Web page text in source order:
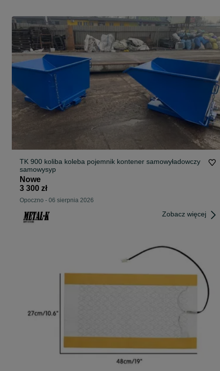
TK 900 koliba koleba pojemnik kontener samowyładowczy
samowysyp
Nowe
3 300 zł
Opoczno - 06 sierpnia 2026
Zobacz więcej